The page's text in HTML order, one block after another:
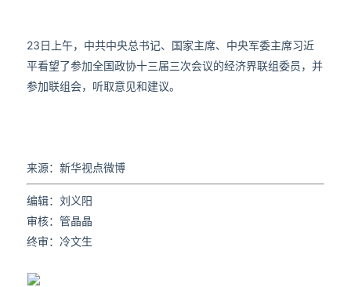
23日上午，中共中央总书记、国家主席、中央军委主席习近
平看望了参加全国政协十三届三次会议的经济界联组委员，并
参加联组会，听取意见和建议。
来源：新华视点微博
编辑：刘义阳
审核：管晶晶
终审：冷文生